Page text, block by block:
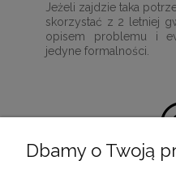
Jeżeli zajdzie taka
skorzystać z 2 letniej
opisem problemu i
jedyne formalności.
Dbamy o Twoją